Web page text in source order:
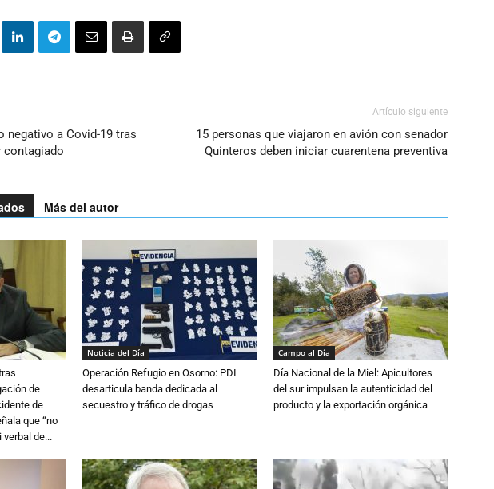
negativo a Covid-19 tras
contagiado
Artículo siguiente
15 personas que viajaron en avión con senador
Quinteros deben iniciar cuarentena preventiva
Más del autor
de
de
que “no
de...
Noticia del Día
Operación Refugio en Osorno: PDI
desarticula banda dedicada al
secuestro y tráfico de drogas
Campo al Día
Día Nacional de la Miel: Apicultores
del sur impulsan la autenticidad del
producto y la exportación orgánica